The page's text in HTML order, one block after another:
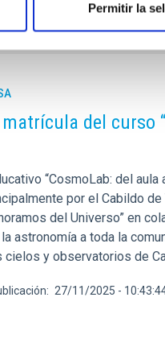
Permitir la
del curso
“CosmoLab: del
por el Cabildo
del Universo” en
astronomía a toda la
cielos y observatorios de
27/11/2025 -